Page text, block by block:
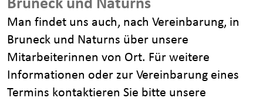
Bruneck und Naturns
Man findet uns auch, nach Vereinbarung, in
Bruneck und Naturns über unsere
Mitarbeiterinnen von Ort. Für weitere
Informationen oder zur Vereinbarung eines
Termins kontaktieren Sie bitte unsere